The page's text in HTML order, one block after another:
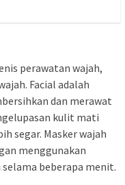
perawatan wajah,
Facial adalah
dan merawat
kulit mati
segar. Masker wajah
menggunakan
beberapa menit.